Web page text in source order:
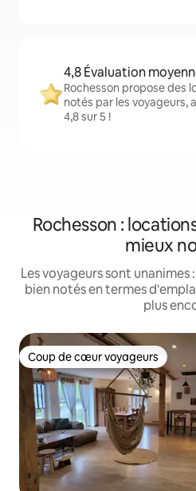
4,8 Évaluation
Rochesson propose des
notés par les voyageurs,
4,8 sur 5 !
Rochesson :
mieux
Les voyageurs sont
bien notés en termes
plus
Coup de cœur voyageurs
Coup de cœur voyageurs